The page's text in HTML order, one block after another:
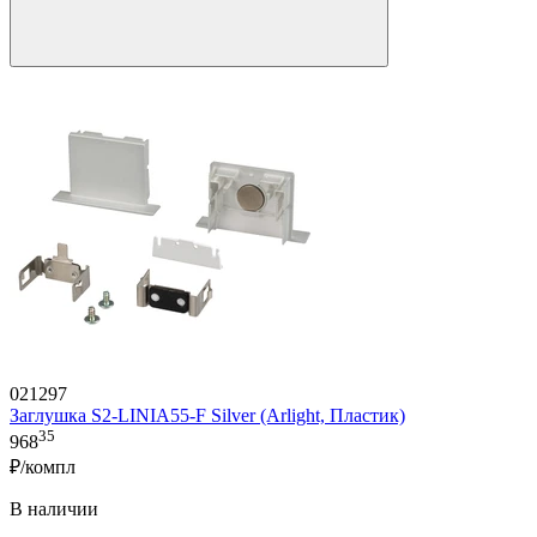
021297
Заглушка S2-LINIA55-F Silver (Arlight, Пластик)
96835
₽/компл
В наличии